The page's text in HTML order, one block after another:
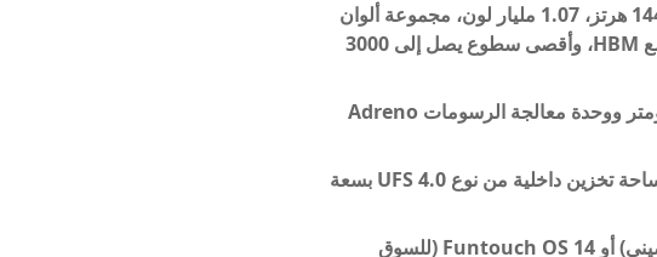
إلى الارتفاع 20:9، دعم HDR10+، معدل تحديث متغير عند 144 هرتز، 1.07 مليار لون، مجموعة ألوان
DCI-P3، سطوع يصل إلى 1600 شمعة في المتر المربع. وضع HBM، وأقصى سطوع يصل إلى 3000
معالج Snapdragon 8 Gen 3 ثماني النواة بتكنولوجيا 4 نانومتر ووحدة معالجة الرسومات Adreno
ذاكرة وصول عشوائي LPDDR5X بسعة 16 جيجابايت مع مساحة تخزين داخلية من نوع UFS 4.0 بسعة
نظام التشغيل Android 14 مع OriginOS 4.0 (للسوق الصيني) أو Funtouch OS 14 (للسوق